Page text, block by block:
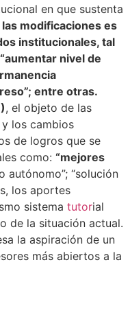
en que sustenta
modificaciones es
institucionales, tal
nivel de
entre otras.
, el objeto de las
los cambios
de logros que se
como: “mejores
autónomo”; “solución
los aportes
sistema tutorial
de la situación actual.
la aspiración de un
más abiertos a la